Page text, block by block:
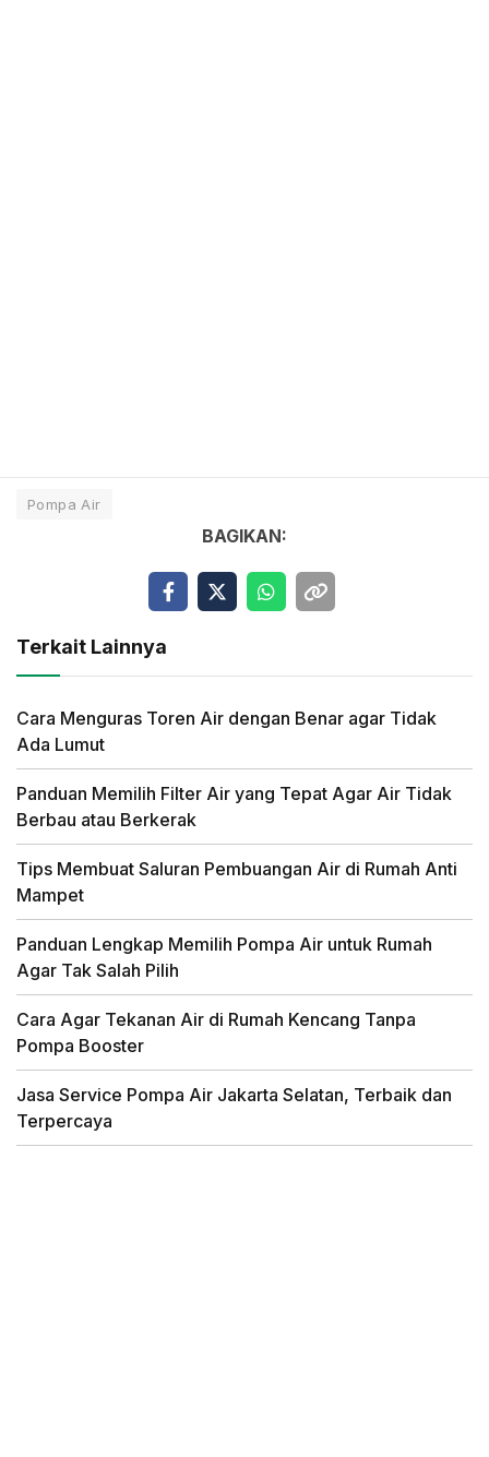
Pompa Air
BAGIKAN:
Terkait Lainnya
Cara Menguras Toren Air dengan Benar agar Tidak
Ada Lumut
Panduan Memilih Filter Air yang Tepat Agar Air Tidak
Berbau atau Berkerak
Tips Membuat Saluran Pembuangan Air di Rumah Anti
Mampet
Panduan Lengkap Memilih Pompa Air untuk Rumah
Agar Tak Salah Pilih
Cara Agar Tekanan Air di Rumah Kencang Tanpa
Pompa Booster
Jasa Service Pompa Air Jakarta Selatan, Terbaik dan
Terpercaya